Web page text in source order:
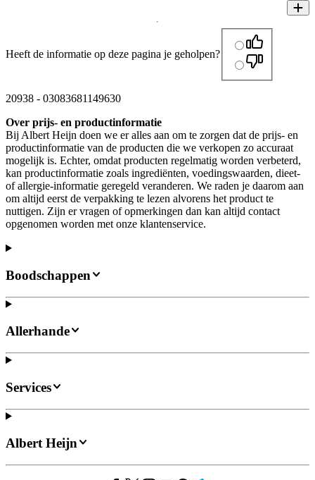
Heeft de informatie op deze pagina je geholpen?
20938 - 03083681149630
Over prijs- en productinformatie
Bij Albert Heijn doen we er alles aan om te zorgen dat de prijs- en
productinformatie van de producten die we verkopen zo accuraat
mogelijk is. Echter, omdat producten regelmatig worden verbeterd,
kan productinformatie zoals ingrediënten, voedingswaarden, dieet-
of allergie-informatie geregeld veranderen. We raden je daarom aan
om altijd eerst de verpakking te lezen alvorens het product te
nuttigen. Zijn er vragen of opmerkingen dan kan altijd contact
opgenomen worden met onze klantenservice.
Boodschappen
Allerhande
Services
Albert Heijn